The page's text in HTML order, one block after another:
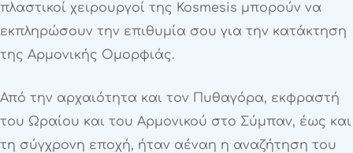
πλαστικοί χειρουργοί της Kosmesis μπορούν να
εκπληρώσουν την επιθυμία σου για την κατάκτηση
της Αρμονικής Ομορφιάς.
Από την αρχαιότητα και τον Πυθαγόρα, εκφραστή
του Ωραίου και του Αρμονικού στο Σύμπαν, έως και
τη σύγχρονη εποχή, ήταν αέναη η αναζήτηση του